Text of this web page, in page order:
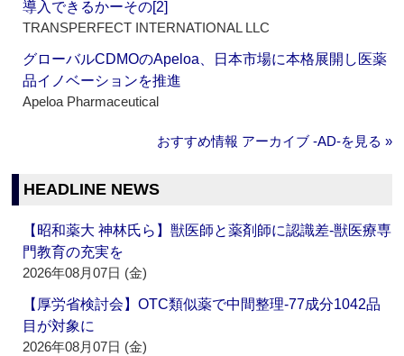
導入できるかーその[2]
TRANSPERFECT INTERNATIONAL LLC
グローバルCDMOのApeloa、日本市場に本格展開し医薬
品イノベーションを推進
Apeloa Pharmaceutical
おすすめ情報 アーカイブ ‐AD‐を見る »
HEADLINE NEWS
【昭和薬大 神林氏ら】獣医師と薬剤師に認識差‐獣医療専
門教育の充実を
2026年08月07日 (金)
【厚労省検討会】OTC類似薬で中間整理‐77成分1042品
目が対象に
2026年08月07日 (金)